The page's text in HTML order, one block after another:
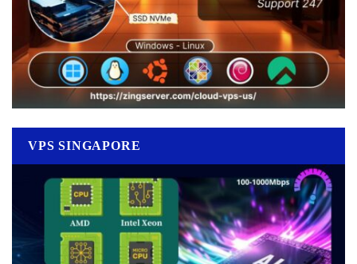
VPS SINGAPORE